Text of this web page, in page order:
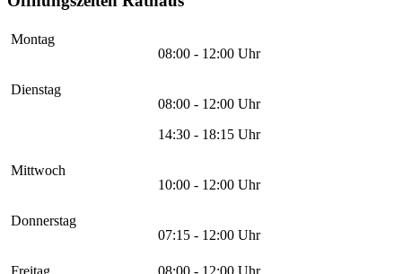
Montag
08:00 - 12:00 Uhr
Dienstag
08:00 - 12:00 Uhr
14:30 - 18:15 Uhr
Mittwoch
10:00 - 12:00 Uhr
Donnerstag
07:15 - 12:00 Uhr
Freitag 08:00 - 12:00 Uhr